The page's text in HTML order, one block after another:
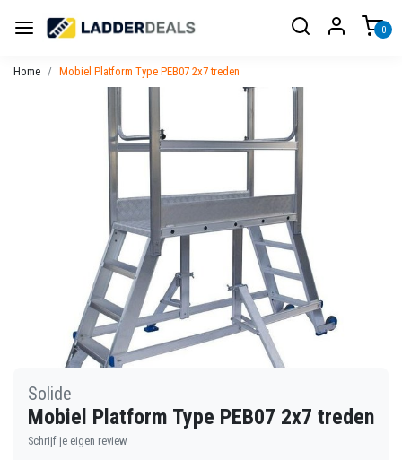
0
Home Mobiel Platform Type PEB07 2x7 treden
Solide
Mobiel Platform Type PEB07 2x7 treden
Schrijf je eigen review